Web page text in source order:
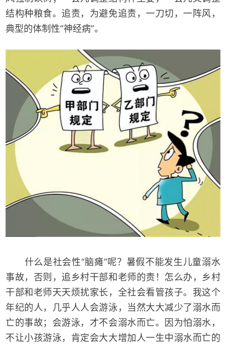
结构种粮食。追责，为避免追责，一刀切，一阵风，
典型的体制性“神经病”。
什么是社会性“脑瘫”呢？暑假不能发生儿童溺水
事故，否则，追乡村干部和老师的责！怎么办，乡村
干部和老师天天烦扰家长，全社会看管孩子。我这个
年纪的人，几乎人人会游泳，当然大大减少了溺水而
亡的事故；会游泳，才不会溺水而亡。因为怕溺水，
不让小孩游泳，肯定会大大增加人一生中溺水而亡的